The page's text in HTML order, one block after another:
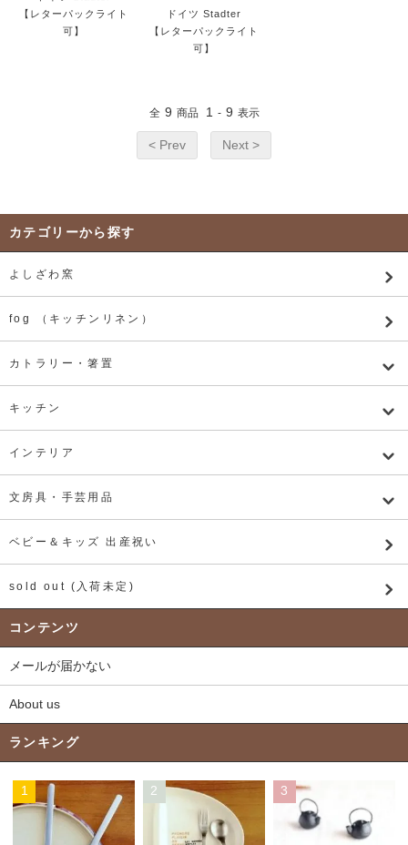
【レターパックライト
可】
ドイツ Stadter
【レターパックライト
可】
全 9 商品 1 - 9 表示
< Prev Next >
カテゴリーから探す
よしざわ窯
fog （キッチンリネン）
カトラリー・箸置
キッチン
インテリア
文房具・手芸用品
ベビー＆キッズ 出産祝い
sold out (入荷未定)
コンテンツ
メールが届かない
About us
ランキング
1 2 3